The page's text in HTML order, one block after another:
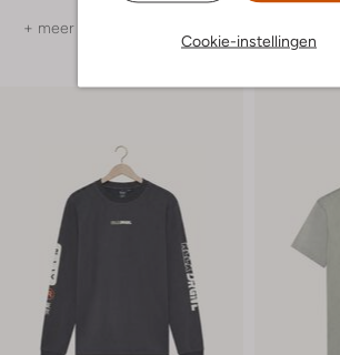
Cookie-instellingen
+ meer kleuren